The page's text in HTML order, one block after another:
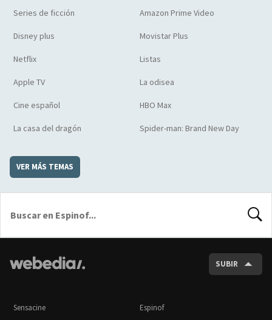
Series de ficción Amazon Prime Video
Disney plus Movistar Plus
Netflix Listas
Apple TV La odisea
Cine español HBO Max
La casa del dragón Spider-man: Brand New Day
VER MÁS TEMAS
SUBIR
Sensacine Espinof